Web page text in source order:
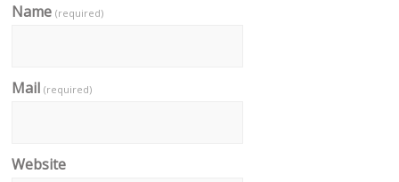
Name(required)
Mail(required)
Website